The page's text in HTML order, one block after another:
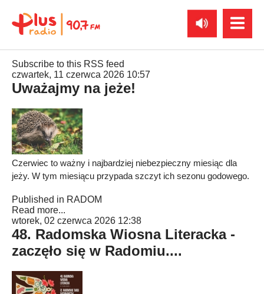
Subscribe to this RSS feed
czwartek, 11 czerwca 2026 10:57
Uważajmy na jeże!
Czerwiec to ważny i najbardziej niebezpieczny miesiąc dla
jeży. W tym miesiącu przypada szczyt ich sezonu godowego.
Published in RADOM
Read more...
wtorek, 02 czerwca 2026 12:38
48. Radomska Wiosna Literacka -
zaczęło się w Radomiu....